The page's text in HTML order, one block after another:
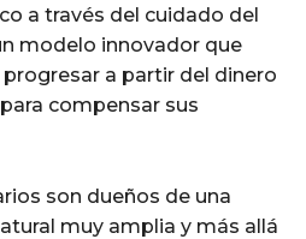
a través del cuidado del
modelo innovador que
a partir del dinero
compensar sus
son dueños de una
muy amplia y más allá